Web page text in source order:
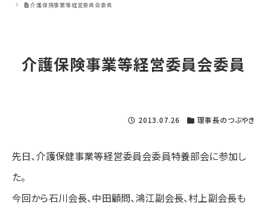
介護保険事業等経営委員会委員
介護保険事業等経営委員会委員
2013.07.26 理事長のつぶやき
先日、介護保健事業等経営委員会委員特養部会に参加し
た。
今回から石川会長、中田顧問、鴻江副会長、村上副会長も